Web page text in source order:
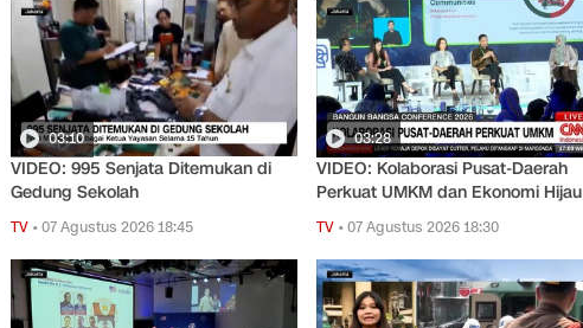
03:10
VIDEO: 995 Senjata Ditemukan di
Gedung Sekolah
TV •07 Agustus 2026 18:45
03:28
VIDEO: Kolaborasi Pusat-Daerah
Perkuat UMKM dan Ekonomi Hijau
TV•07 Agustus 2026 18:30